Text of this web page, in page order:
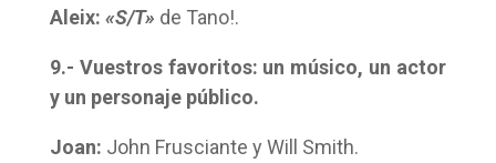
Aleix: «S/T» de Tano!.
9.- Vuestros favoritos: un músico, un actor
y un personaje público.
Joan: John Frusciante y Will Smith.